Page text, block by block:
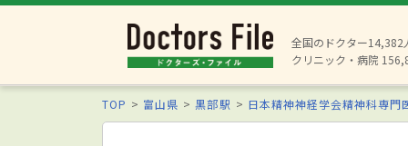
全国のドクター14,382
クリニック・病院
TOP 富山県 黒部駅 日本精神神経学会精神科専門